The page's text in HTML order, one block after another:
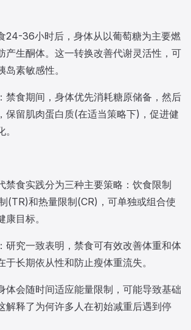
24-36小时后，身体从以葡萄糖为主要燃
产生酮体。这一转换改善代谢灵活性，可
素敏感性。
禁食期间，身体优先消耗糖原储备，然后
保留肌肉蛋白质(在适当策略下)，促进健
禁食实践分为三种主要策略：饮食限制
(TR)和热量限制(CR)，可单独或组合使
目标。
：研究一致表明，禁食可有效改善体重和体
于长期依从性和防止瘦体重流失。
体会随时间适应能量限制，可能导致基础
解释了为何许多人在初始减重后遇到停